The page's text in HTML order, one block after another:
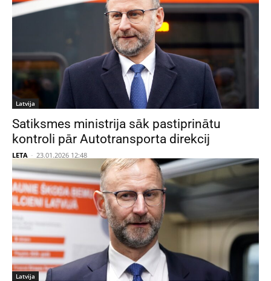
Latvija
Satiksmes ministrija sāk pastiprinātu
kontroli pār Autotransporta direkcij
LETA - 23.01.2026 12:48
Latvija